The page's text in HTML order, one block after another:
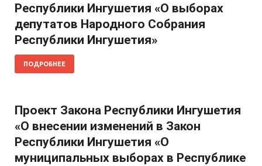
Республики Ингушетия «О выборах
депутатов Народного Собрания
Республики Ингушетия»
ПОДРОБНЕЕ
Проект Закона Республики Ингушетия
«О внесении изменений в Закон
Республики Ингушетия «О
муниципальных выборах в Республике